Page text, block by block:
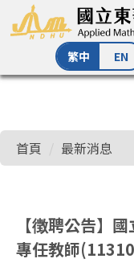
主
要
內
繁中 EN
首頁 最新消息
【徴聘公告】
專任教師